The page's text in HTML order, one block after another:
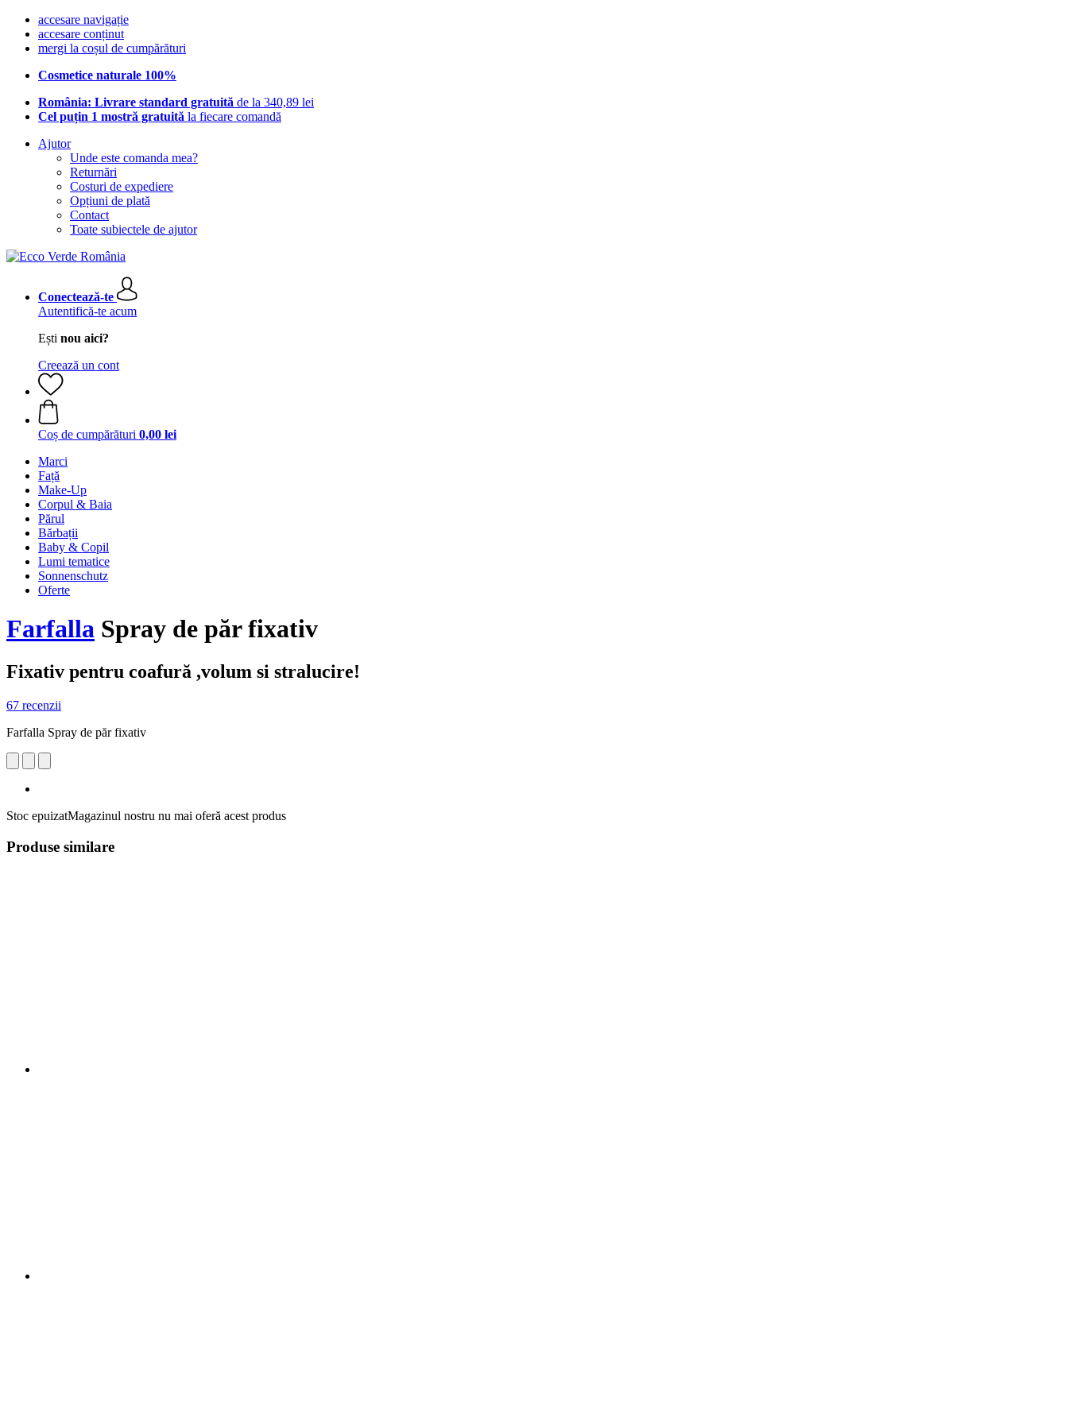
accesare navigație
accesare conținut
mergi la coșul de cumpărături
Cosmetice naturale 100%
România: Livrare standard gratuită de la 340,89 lei
Cel puțin 1 mostră gratuită la fiecare comandă
Ajutor
Unde este comanda mea?
Returnări
Costuri de expediere
Opțiuni de plată
Contact
Toate subiectele de ajutor
Conectează-te
Autentifică-te acum
Ești nou aici?
Creează un cont
Coș de cumpărături 0,00 lei
Marci
Față
Make-Up
Corpul & Baia
Părul
Bărbații
Baby & Copil
Lumi tematice
Sonnenschutz
Oferte
Farfalla Spray de păr fixativ
Fixativ pentru coafură ,volum si stralucire!
67 recenzii
Farfalla Spray de păr fixativ
Stoc epuizatMagazinul nostru nu mai oferă acest produs
Produse similare